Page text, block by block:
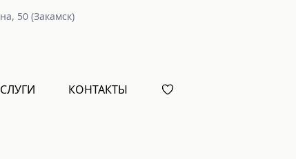
50 (Закамск)
КОНТАКТЫ